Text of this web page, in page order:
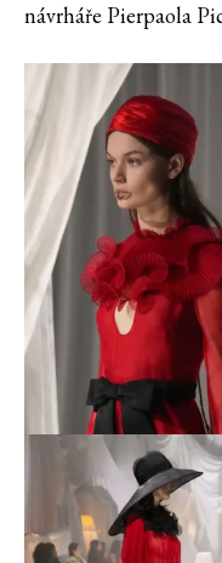
návrháře Pierpaola